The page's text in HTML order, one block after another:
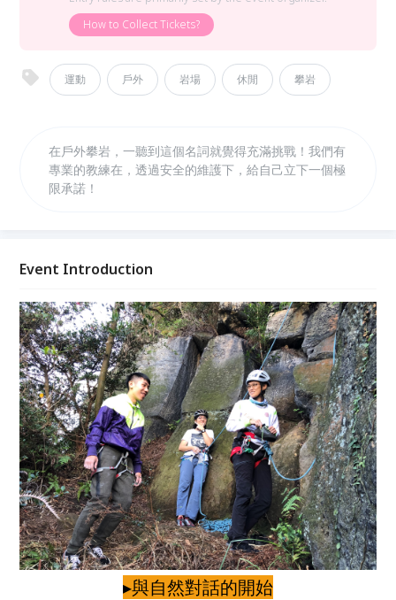
How to Collect Tickets?
運動 戶外 岩場 休閒 攀岩
在戶外攀岩，一聽到這個名詞就覺得充滿挑戰！我們有
專業的教練在，透過安全的維護下，給自己立下一個極
限承諾！
Event Introduction
▸與自然對話的開始